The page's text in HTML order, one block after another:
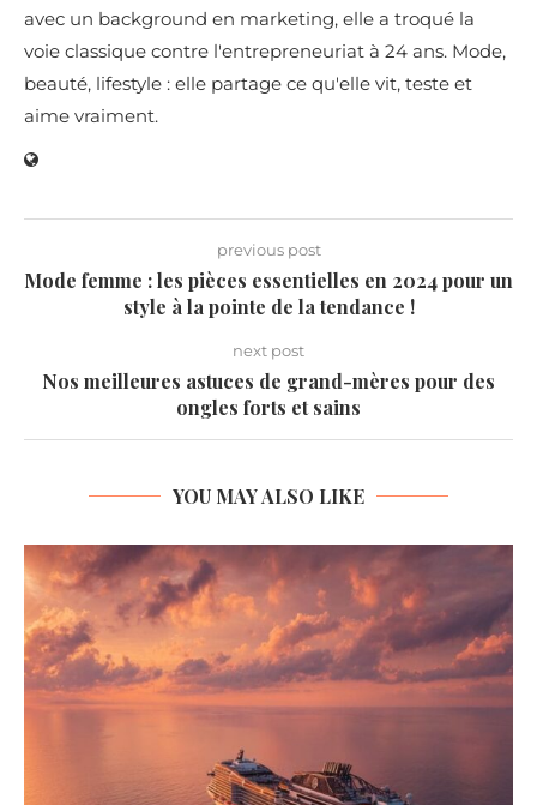
avec un background en marketing, elle a troqué la
voie classique contre l'entrepreneuriat à 24 ans. Mode,
beauté, lifestyle : elle partage ce qu'elle vit, teste et
aime vraiment.
previous post
Mode femme : les pièces essentielles en 2024 pour un
style à la pointe de la tendance !
next post
Nos meilleures astuces de grand-mères pour des
ongles forts et sains
YOU MAY ALSO LIKE